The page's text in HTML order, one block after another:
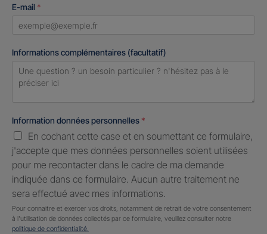
+1
E-mail *
Informations complémentaires (facultatif)
Information données personnelles *
En cochant cette case et en soumettant ce formulaire,
j'accepte que mes données personnelles soient utilisées
pour me recontacter dans le cadre de ma demande
indiquée dans ce formulaire. Aucun autre traitement ne
sera effectué avec mes informations.
Pour connaitre et exercer vos droits, notamment de retrait de votre consentement
à l'utilisation de données collectés par ce formulaire, veuillez consulter notre
politique de confidentialité.